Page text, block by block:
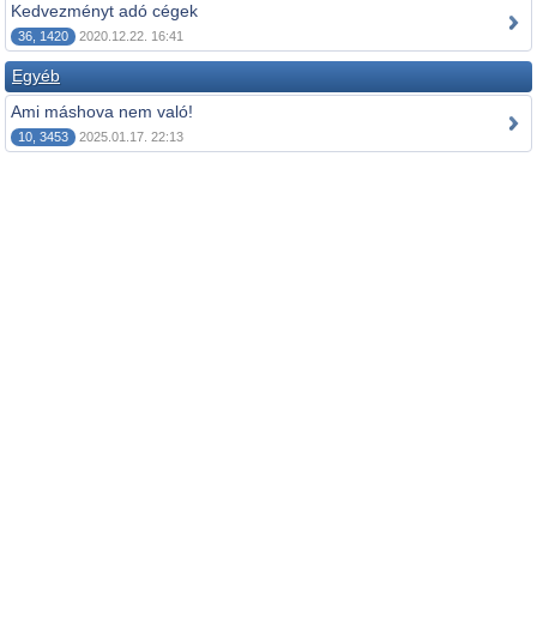
Kedvezményt adó cégek
36, 1420 2020.12.22. 16:41
Egyéb
Ami máshova nem való!
10, 3453 2025.01.17. 22:13